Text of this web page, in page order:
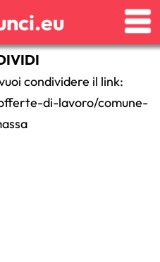
condividere il link:
di-lavoro/comune-